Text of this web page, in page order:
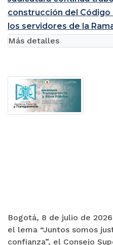
construcción del
los servidores de la
Bogotá, 8 de julio de
el lema “Juntos somos
confianza”, el Consejo
Más detalles